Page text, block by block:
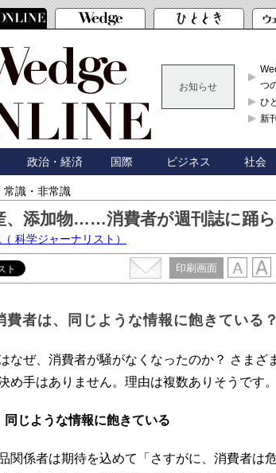
お知らせ
つ
ひ
新
政治・経済 国際 ビジネス 社会
常識・非常識
、添加物……消費者が週刊誌に踊
（ 科学ジャーナリスト）
印刷画面
費者は、同じような情報に飽きている？
なぜ、消費者が騒がなくなったのか？ さまざ
め手はありません。理由は複数ありそうです。
同じような情報に飽きている
関係者は期待を込めて「さすがに、消費者は